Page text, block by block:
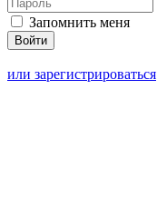
Запомнить меня
или зарегистрироваться